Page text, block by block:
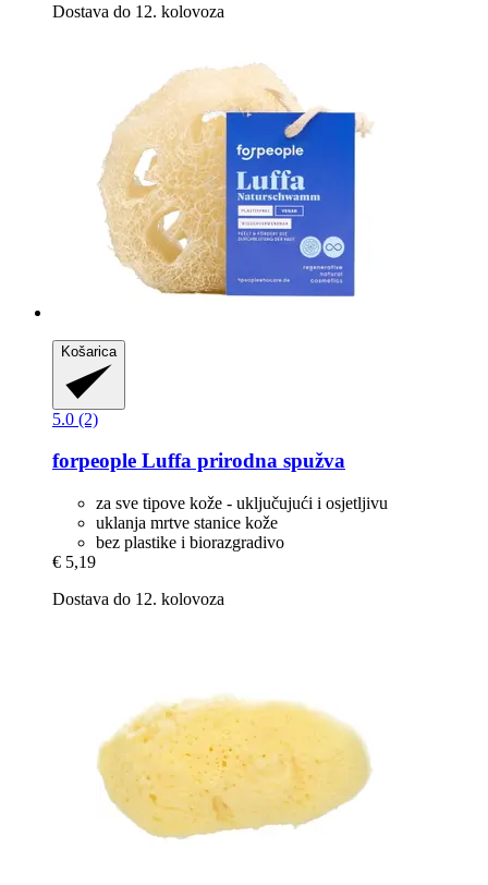
Dostava do 12. kolovoza
Košarica
5.0 (2)
forpeople Luffa prirodna spužva
za sve tipove kože - uključujući i osjetljivu
uklanja mrtve stanice kože
bez plastike i biorazgradivo
€ 5,19
Dostava do 12. kolovoza